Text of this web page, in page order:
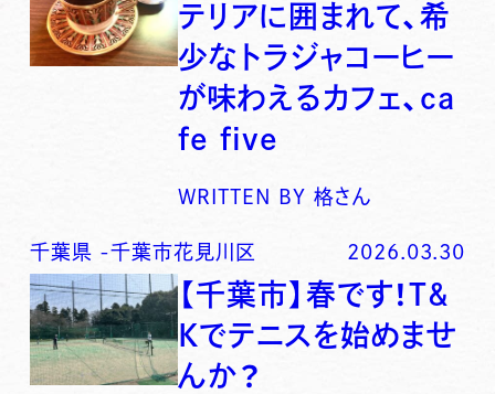
テリアに囲まれて、希
少なトラジャコーヒー
が味わえるカフェ、ca
fe five
WRITTEN BY 格さん
千葉県 -千葉市花見川区 2026.03.30
【千葉市】春です！T&
Kでテニスを始めませ
んか？